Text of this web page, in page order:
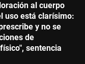
al cuerpo
uso está clarísimo:
y no se
de
sentencia